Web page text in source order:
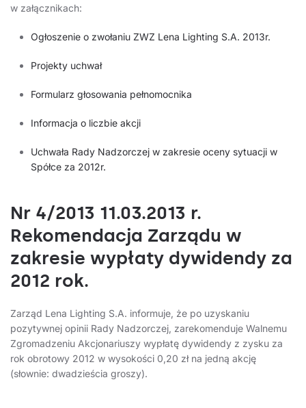
w załącznikach:
Ogłoszenie o zwołaniu ZWZ Lena Lighting S.A. 2013r.
Projekty uchwał
Formularz głosowania pełnomocnika
Informacja o liczbie akcji
Uchwała Rady Nadzorczej w zakresie oceny sytuacji w
Spółce za 2012r.
Nr 4/2013 11.03.2013 r.
Rekomendacja Zarządu w
zakresie wypłaty dywidendy za
2012 rok.
Zarząd Lena Lighting S.A. informuje, że po uzyskaniu
pozytywnej opinii Rady Nadzorczej, zarekomenduje Walnemu
Zgromadzeniu Akcjonariuszy wypłatę dywidendy z zysku za
rok obrotowy 2012 w wysokości 0,20 zł na jedną akcję
(słownie: dwadzieścia groszy).